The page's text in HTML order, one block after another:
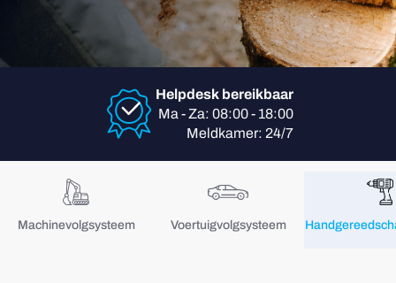
Helpdesk bereikbaar
Ma - Za: 08:00 - 18:00
Meldkamer: 24/7
Machinevolgsysteem Voertuigvolgsysteem